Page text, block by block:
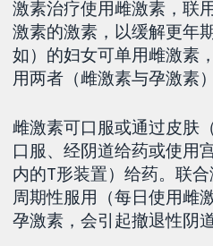
激素治疗使用雌激素，联
激素的激素，以缓解更年
如）的妇女可单用雌激素
用两者（雌激素与孕激素
雌激素可口服或通过皮肤
口服、经阴道给药或使用
内的T形装置）给药。联
周期性服用（每日使用雌
孕激素，会引起撤退性阴